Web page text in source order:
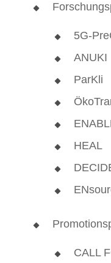
5G-
ANUKI
ParKli
HEAL
CALL